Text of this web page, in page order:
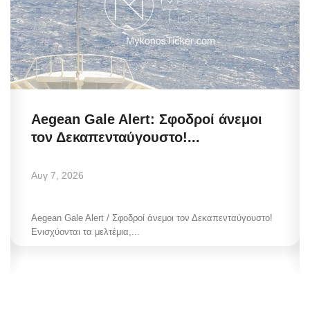
Aegean Gale Alert: Σφοδροί άνεμοι
τον Δεκαπενταύγουστο!...
Αυγ 7, 2026
Aegean Gale Alert / Σφοδροί άνεμοι τον Δεκαπενταύγουστο!
Ενισχύονται τα μελτέμια,...